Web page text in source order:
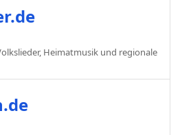
Heimatmusik und regionale